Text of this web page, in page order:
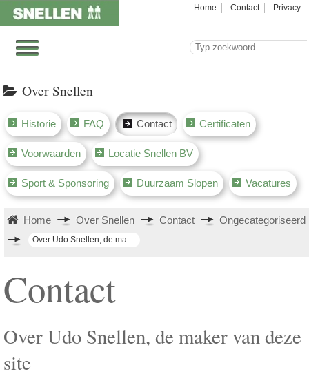
Home Contact Privacy
Over Snellen
Historie FAQ Contact Certificaten
Voorwaarden Locatie Snellen BV
Sport & Sponsoring Duurzaam Slopen Vacatures
Home Over Snellen Contact Ongecategoriseerd
Over Udo Snellen, de maker van deze site
Contact
Over Udo Snellen, de maker van deze
site